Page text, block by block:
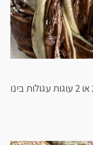
עוגת שמרים שוקולד עגולה ( עוגה עגולה אחת בקוטר 28 או 2 עוגות עגולות בינו